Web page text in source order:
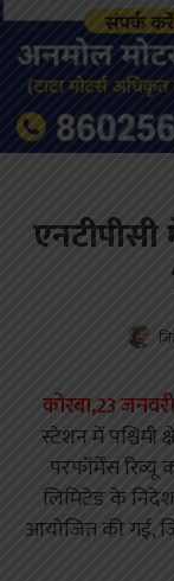
कोरबा,23
स्टेशन में पश्चिमी
परफॉर्मेंस रिव्यू
लिमिटेड के
आयोजित की गई,